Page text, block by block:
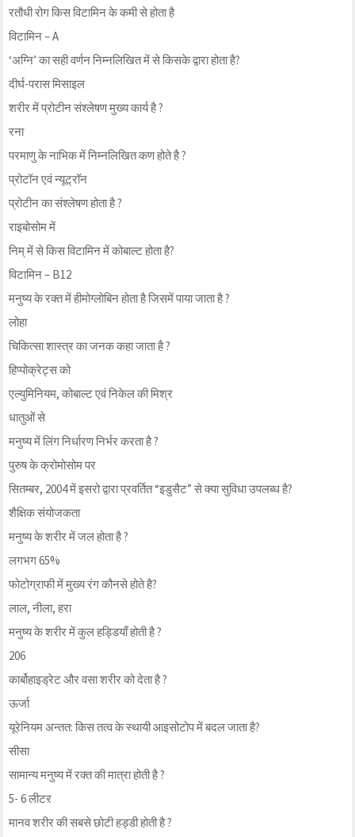
रतौधी रोग किस विटामिन के कमी से होता है
विटामिन – A
‘अग्नि’ का सही वर्णन निम्नलिखित में से किसके द्वारा होता है?
दीर्घ-परास मिसाइल
शरीर में प्रोटीन संश्लेषण मुख्य कार्य है ?
रना
परमाणु के नाभिक में निम्नलिखित कण होते है ?
प्रोटॉन एवं न्यूट्रॉन
प्रोटीन का संश्लेषण होता है ?
राइबोसोम में
निम् में से किस विटामिन में कोबाल्ट होता है?
विटामिन – B12
मनुष्य के रक्त में हीमोग्लोबिन होता है जिसमें पाया जाता है ?
लोहा
चिकित्सा शास्त्र का जनक कहा जाता है ?
हिप्पोक्रेट्स को
एल्युमिनियम, कोबाल्ट एवं निकेल की मिश्र
धातुओं से
मनुष्य में लिंग निर्धारण निर्भर करता है ?
पुरुष के क्रोमोसोम पर
सितम्बर, 2004 में इसरो द्वारा प्रवर्तित “इडुसैट” से क्या सुविधा उपलब्ध है?
शैक्षिक संयोजकता
मनुष्य के शरीर में जल होता है ?
लगभग 65%
फोटोग्राफी में मुख्य रंग कौनसे होते है?
लाल, नीला, हरा
मनुष्य के शरीर में कुल हड्डियाँ होती है ?
206
कार्बोहाइड्रेट और वसा शरीर को देता है ?
ऊर्जा
यूरेनियम अन्तत: किस तत्व के स्थायी आइसोटोप में बदल जाता है?
सीसा
सामान्य मनुष्य में रक्त की मात्रा होती है ?
5- 6 लीटर
मानव शरीर की सबसे छोटी हड्डी होती है ?